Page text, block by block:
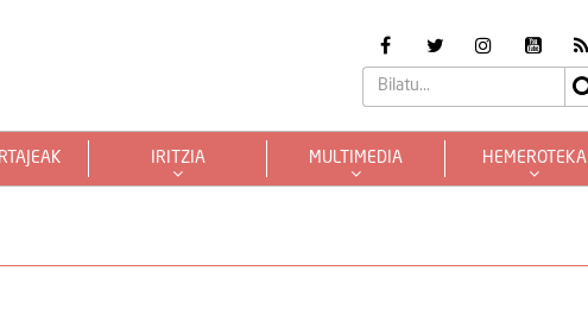
IRITZIA MULTIMEDIA HEMEROTEKA